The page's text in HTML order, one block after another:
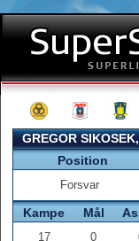
GREGOR
Position
Forsvar
Kampe Mål
17 0